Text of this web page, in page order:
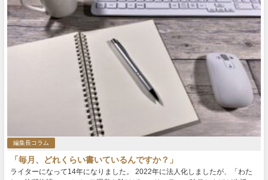
編集長コラム
「毎月、どれくらい書いているんですか？」
ライターになって14年になりました。 2022年に法人化しましたが、「わた